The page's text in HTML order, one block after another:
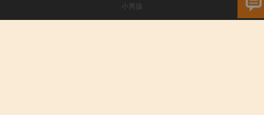
小男孩